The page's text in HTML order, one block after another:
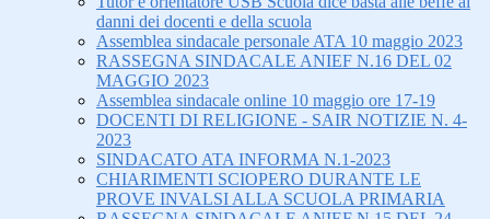
danni dei docenti e della scuola
Assemblea sindacale personale ATA 10 maggio 2023
RASSEGNA SINDACALE ANIEF N.16 DEL 02
MAGGIO 2023
Assemblea sindacale online 10 maggio ore 17-19
DOCENTI DI RELIGIONE - SAIR NOTIZIE N. 4-
2023
SINDACATO ATA INFORMA N.1-2023
CHIARIMENTI SCIOPERO DURANTE LE
PROVE INVALSI ALLA SCUOLA PRIMARIA